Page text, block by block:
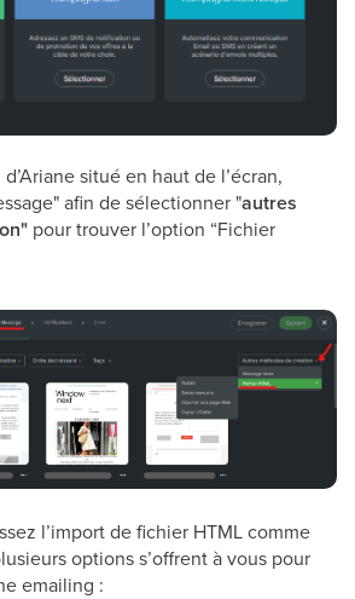
situé en haut de l’écran,
afin de sélectionner "autres
pour trouver l’option “Fichier
l’import de fichier HTML comme
options s’offrent à vous pour
emailing :